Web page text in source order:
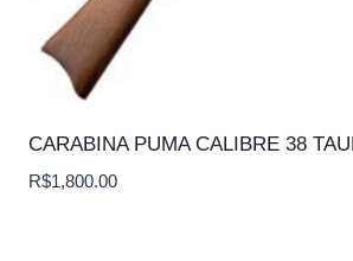
CARABINA PUMA CALIBRE 38
R$1,800.00